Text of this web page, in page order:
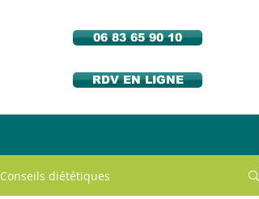
06 83 65 90 10
RDV EN LIGNE
Conseils diététiques